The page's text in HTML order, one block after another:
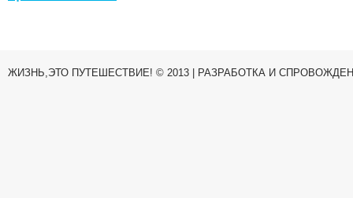
ЖИЗНЬ,ЭТО ПУТЕШЕСТВИЕ! © 2013 | РАЗРАБОТКА И